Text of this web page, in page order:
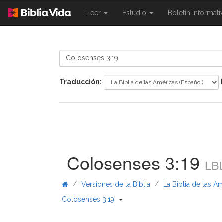
Leer
{{
Estudio
{{
Boletín
Traducción:
Colosenses 3:19
/ Versiones de la Biblia / La Biblia de las
Colosenses 3:19
{{